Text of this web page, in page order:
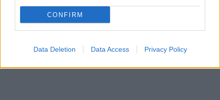
CONFIRM
Data Deletion Data Access Privacy Policy